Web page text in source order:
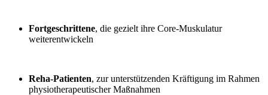
Fortgeschrittene, die gezielt ihre Core-Muskulatur
weiterentwickeln
Reha-Patienten, zur unterstützenden Kräftigung im Rahmen
physiotherapeutischer Maßnahmen